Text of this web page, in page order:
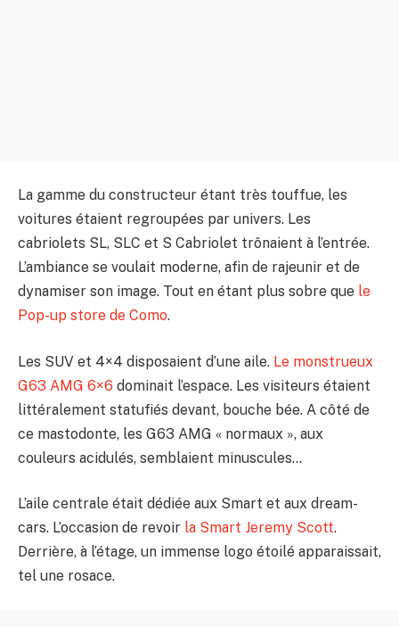
La gamme du constructeur étant très touffue, les
voitures étaient regroupées par univers. Les
cabriolets SL, SLC et S Cabriolet trônaient à l’entrée.
L’ambiance se voulait moderne, afin de rajeunir et de
dynamiser son image. Tout en étant plus sobre que le
Pop-up store de Como.
Les SUV et 4×4 disposaient d’une aile. Le monstrueux
G63 AMG 6×6 dominait l’espace. Les visiteurs étaient
littéralement statufiés devant, bouche bée. A côté de
ce mastodonte, les G63 AMG « normaux », aux
couleurs acidulés, semblaient minuscules…
L’aile centrale était dédiée aux Smart et aux dream-
cars. L’occasion de revoir la Smart Jeremy Scott.
Derrière, à l’étage, un immense logo étoilé apparaissait,
tel une rosace.